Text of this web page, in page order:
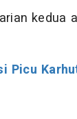
kedua
Picu